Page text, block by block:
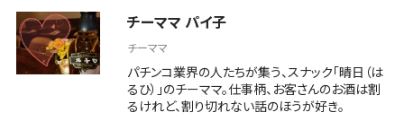
チーママ パイ子
チーママ
パチンコ業界の人たちが集う、スナック「晴日（は
るひ）」のチーママ。仕事柄、お客さんのお酒は割
るけれど、割り切れない話のほうが好き。